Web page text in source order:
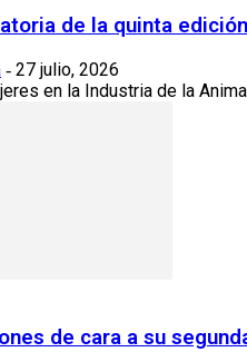
de la quinta
- 27 julio, 2026
en la Industria de la
de cara a su